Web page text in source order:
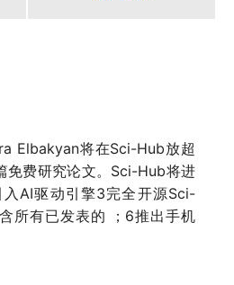
Elbakyan将在Sci-Hub放超
费研究论文。Sci-Hub将进
AI驱动引擎3完全开源Sci-
所有已发表的 ；6推出手机